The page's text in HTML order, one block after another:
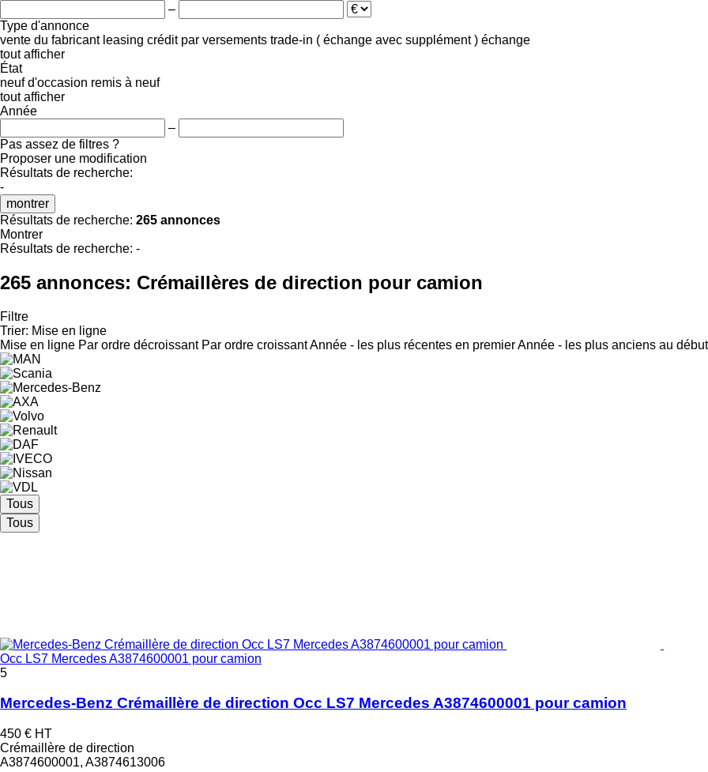
–
Type d'annonce
vente du fabricant leasing crédit par versements trade-in ( échange avec supplément ) échange
tout afficher
État
neuf d'occasion remis à neuf
tout afficher
Année
–
Pas assez de filtres ?
Proposer une modification
Résultats de recherche:
-
montrer
Résultats de recherche: 265 annonces
Montrer
Résultats de recherche: -
265 annonces: Crémaillères de direction pour camion
Filtre
Trier: Mise en ligne
Mise en ligne Par ordre décroissant Par ordre croissantAnnée - les plus récentes en premierAnnée - les plus anciens au début
Tous
Tous
Occ LS7 Mercedes A3874600001 pour camion
5
Mercedes-Benz Crémaillère de direction Occ LS7 Mercedes A3874600001 pour camion
450 € HT
Crémaillère de direction
A3874600001, A3874613006